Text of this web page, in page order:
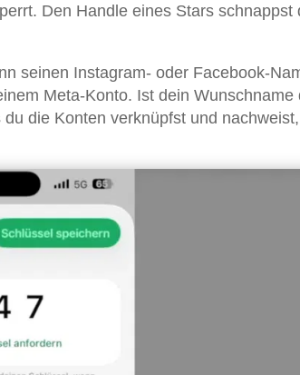
Den Handle eines Stars schnappst
seinen Instagram- oder Facebook-
Meta-Konto. Ist dein Wunschname
die Konten verknüpfst und